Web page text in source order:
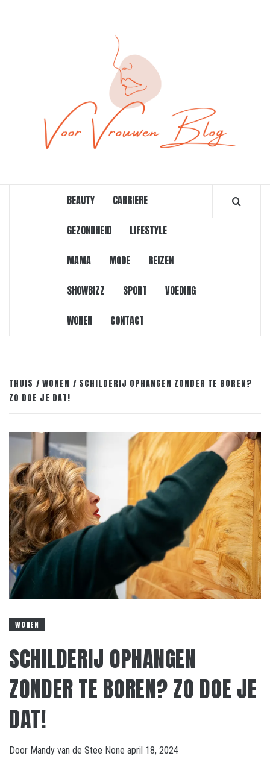
BEAUTY CARRIERE
GEZONDHEID LIFESTYLE
MAMA MODE REIZEN
SHOWBIZZ SPORT VOEDING
WONEN CONTACT
THUIS WONEN
SCHILDERIJ OPHANGEN ZONDER TE BOREN?
ZO DOE JE DAT!
WONEN
SCHILDERIJ OPHANGEN
ZONDER TE BOREN? ZO DOE JE
DAT!
Door Mandy van de Stee None april 18, 2024